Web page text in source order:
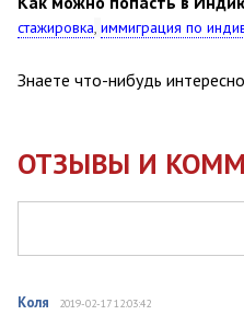
стажировка иммиграция по
Знаете что-нибудь
ОТЗЫВЫ И
Коля 2019-02-17 12:03:42